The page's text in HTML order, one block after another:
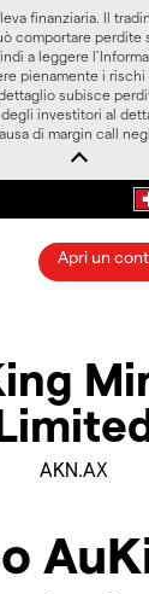
finanziaria. Il
comportare perdite
a leggere
pienamente i rischi
subisce
investitori al
di margin call
Apri un
AKN.AX